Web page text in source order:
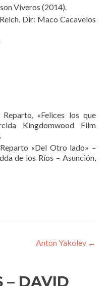
Viveros (2014).
Dir: Maco Cacavelos
«Felices los que
Kingdomwood Film
«Del Otro lado» –
de los Ríos – Asunción,
Anton Yakolev →
– DAVID